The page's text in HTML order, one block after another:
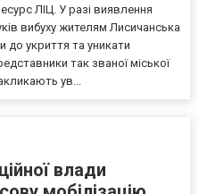
ЛІЦ. У разі виявлення
вибуху жителям Лисичанська
до укриття та уникати
так званої міської
ув...
влади